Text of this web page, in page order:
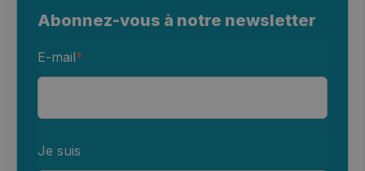
Abonnez-vous à notre newsletter
E-mail*
Je suis